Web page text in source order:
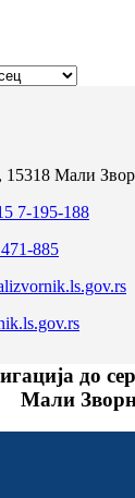
15318 Мали
7-195-188
885
до
Мали